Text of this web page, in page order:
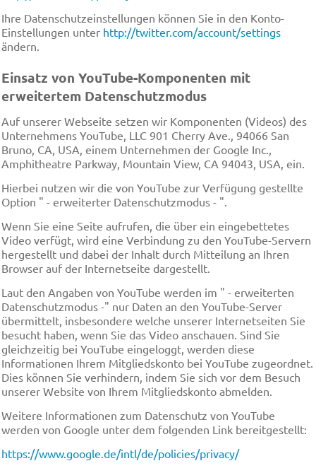
Ihre Datenschutzeinstellungen können Sie in den Konto-
Einstellungen unter http://twitter.com/account/settings
ändern.
Einsatz von YouTube-Komponenten mit
erweitertem Datenschutzmodus
Auf unserer Webseite setzen wir Komponenten (Videos) des
Unternehmens YouTube, LLC 901 Cherry Ave., 94066 San
Bruno, CA, USA, einem Unternehmen der Google Inc.,
Amphitheatre Parkway, Mountain View, CA 94043, USA, ein.
Hierbei nutzen wir die von YouTube zur Verfügung gestellte
Option " - erweiterter Datenschutzmodus - ".
Wenn Sie eine Seite aufrufen, die über ein eingebettetes
Video verfügt, wird eine Verbindung zu den YouTube-Servern
hergestellt und dabei der Inhalt durch Mitteilung an Ihren
Browser auf der Internetseite dargestellt.
Laut den Angaben von YouTube werden im " - erweiterten
Datenschutzmodus -" nur Daten an den YouTube-Server
übermittelt, insbesondere welche unserer Internetseiten Sie
besucht haben, wenn Sie das Video anschauen. Sind Sie
gleichzeitig bei YouTube eingeloggt, werden diese
Informationen Ihrem Mitgliedskonto bei YouTube zugeordnet.
Dies können Sie verhindern, indem Sie sich vor dem Besuch
unserer Website von Ihrem Mitgliedskonto abmelden.
Weitere Informationen zum Datenschutz von YouTube
werden von Google unter dem folgenden Link bereitgestellt:
https://www.google.de/intl/de/policies/privacy/